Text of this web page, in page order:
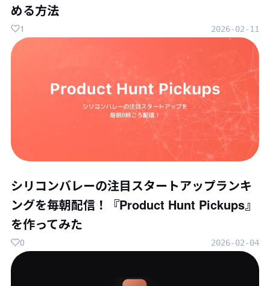
める方法
2026-02-11
1
シリコンバレーの注目スタートアップランキ
ングを毎朝配信！『Product Hunt Pickups』
を作ってみた
2026-02-04
0